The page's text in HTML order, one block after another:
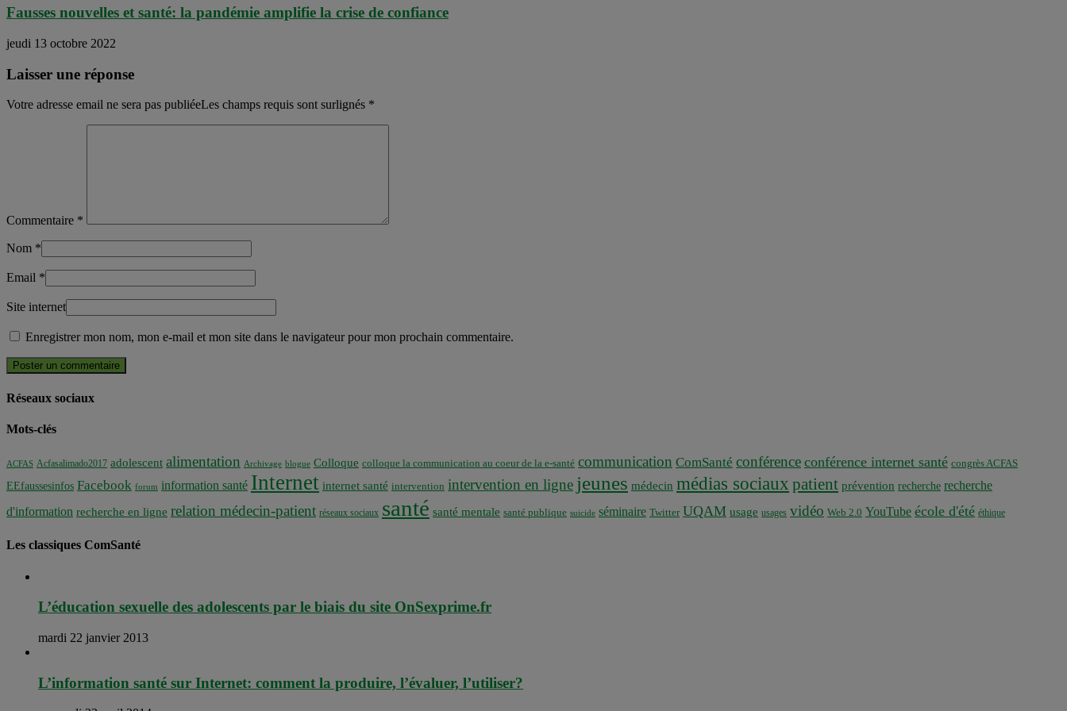
Fausses nouvelles et santé: la pandémie amplifie la crise de confiance
jeudi 13 octobre 2022
Laisser une réponse
Votre adresse email ne sera pas publiéeLes champs requis sont surlignés *
Commentaire *
Nom *
Email *
Site internet
Enregistrer mon nom, mon e-mail et mon site dans le navigateur pour mon prochain commentaire.
Réseaux sociaux
Mots-clés
ACFAS Acfasalimado2017 adolescent alimentation Archivage blogue Colloque colloque la communication au coeur de la e-santé communication ComSanté conférence conférence internet santé congrès ACFAS
EEfaussesinfos Facebook forum information santé Internet internet santé intervention intervention en ligne jeunes médecin médias sociaux patient prévention recherche recherche
d'information recherche en ligne relation médecin-patient réseaux sociaux santé santé mentale santé publique suicide séminaire Twitter UQAM usage usages vidéo Web 2.0 YouTube école d'été éthique
Les classiques ComSanté
L’éducation sexuelle des adolescents par le biais du site OnSexprime.fr
mardi 22 janvier 2013
L’information santé sur Internet: comment la produire, l’évaluer, l’utiliser?